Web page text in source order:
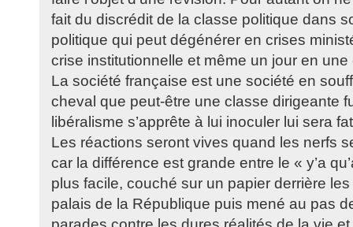
fait du discrédit de la classe politique dans
politique qui peut dégénérer en crises
crise institutionnelle et même un jour en
La société française est une société en
cheval que peut-être une classe dirigeante
libéralisme s’apprête à lui inoculer lui sera
Les réactions seront vives quand les nerfs
car la différence est grande entre le « y’a
plus facile, couché sur un papier derrière
palais de la République puis mené au pas